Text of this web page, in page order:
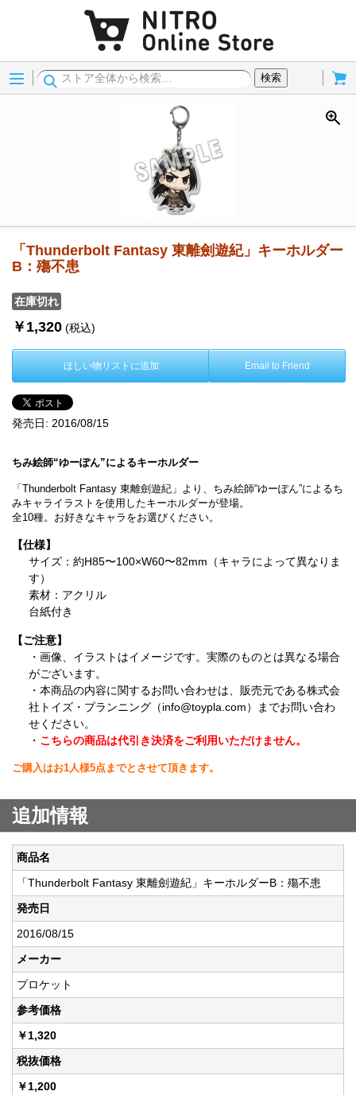
Menu
検索
「Thunderbolt Fantasy 東離劍遊紀」キーホルダー
B：殤不患
在庫切れ
￥1,320 (税込)
ほしい物リストに追加 Email to Friend
発売日: 2016/08/15
ちみ絵師“ゆーぽん”によるキーホルダー
「Thunderbolt Fantasy 東離劍遊紀」より、ちみ絵師“ゆーぽん”によるち
みキャライラストを使用したキーホルダーが登場。
全10種。お好きなキャラをお選びください。
【仕様】
サイズ：約H85〜100×W60〜82mm（キャラによって異なりま
す）
素材：アクリル
台紙付き
【ご注意】
・画像、イラストはイメージです。実際のものとは異なる場合
がございます。
・本商品の内容に関するお問い合わせは、販売元である株式会
社トイズ・プランニング（info@toypla.com）までお問い合わ
せください。
・ こちらの商品は代引き決済をご利用いただけません。
ご購入はお1人様5点までとさせて頂きます。
追加情報
商品名
「Thunderbolt Fantasy 東離劍遊紀」キーホルダーB：殤不患
発売日
2016/08/15
メーカー
プロケット
参考価格
￥1,320
税抜価格
￥1,200